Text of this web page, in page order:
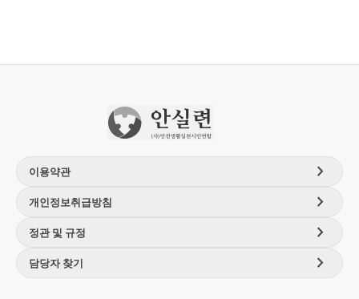
이용약관 chevron_right
개인정보취급방침 chevron_right
정관 및 규정 chevron_right
담당자 찾기 chevron_right